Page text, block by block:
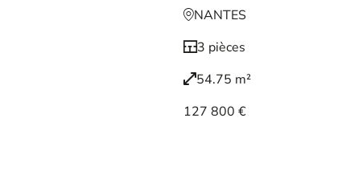
NANTES
3 pièces
54.75 m²
127 800 €